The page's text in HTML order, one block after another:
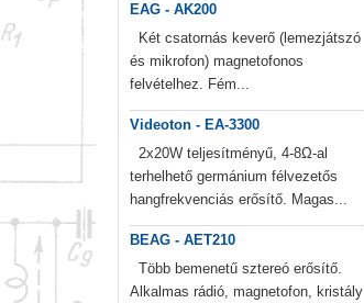
EAG - AK200
Két csatornás keverő (lemezjátszó
és mikrofon) magnetofonos
felvételhez. Fém...
Videoton - EA-3300
2x20W teljesítményű, 4-8Ω-al
terhelhető germánium félvezetős
hangfrekvenciás erősítő. Magas...
BEAG - AET210
Több bemenetű sztereó erősítő.
Alkalmas rádió, magnetofon, kristály